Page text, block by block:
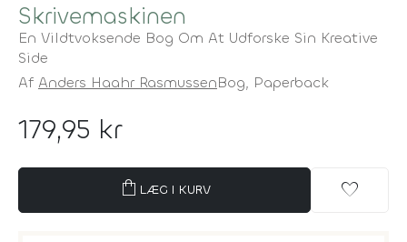
Skrivemaskinen
En Vildtvoksende Bog Om At Udforske Sin Kreative
Side
Af Anders Haahr RasmussenBog, Paperback
179,95 kr
shopping_bag LÆG I KURV favorite